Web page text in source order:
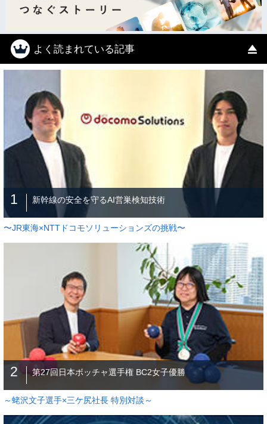
よく読まれている記事
1 新幹線の安全を守るAI営巣検知技術
〜JR東海×NTTドコモソリューションズの挑戦〜
2 第27回日本ボッチャ選手権 BC2女子優勝
～蛯沢文子選手×三ケ尻社長 特別対談～